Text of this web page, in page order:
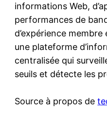
informations Web,
performances de
d’expérience
une plateforme
centralisée qui
seuils et détecte les
Source à propos de